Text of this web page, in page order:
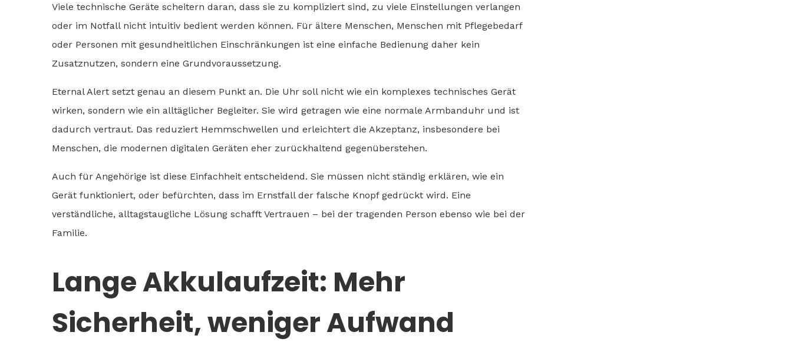
Viele technische Geräte scheitern daran, dass sie zu kompliziert sind, zu viele Einstellungen verlangen
oder im Notfall nicht intuitiv bedient werden können. Für ältere Menschen, Menschen mit Pflegebedarf
oder Personen mit gesundheitlichen Einschränkungen ist eine einfache Bedienung daher kein
Zusatznutzen, sondern eine Grundvoraussetzung.
Eternal Alert setzt genau an diesem Punkt an. Die Uhr soll nicht wie ein komplexes technisches Gerät
wirken, sondern wie ein alltäglicher Begleiter. Sie wird getragen wie eine normale Armbanduhr und ist
dadurch vertraut. Das reduziert Hemmschwellen und erleichtert die Akzeptanz, insbesondere bei
Menschen, die modernen digitalen Geräten eher zurückhaltend gegenüberstehen.
Auch für Angehörige ist diese Einfachheit entscheidend. Sie müssen nicht ständig erklären, wie ein
Gerät funktioniert, oder befürchten, dass im Ernstfall der falsche Knopf gedrückt wird. Eine
verständliche, alltagstaugliche Lösung schafft Vertrauen – bei der tragenden Person ebenso wie bei der
Familie.
Lange Akkulaufzeit: Mehr
Sicherheit, weniger Aufwand